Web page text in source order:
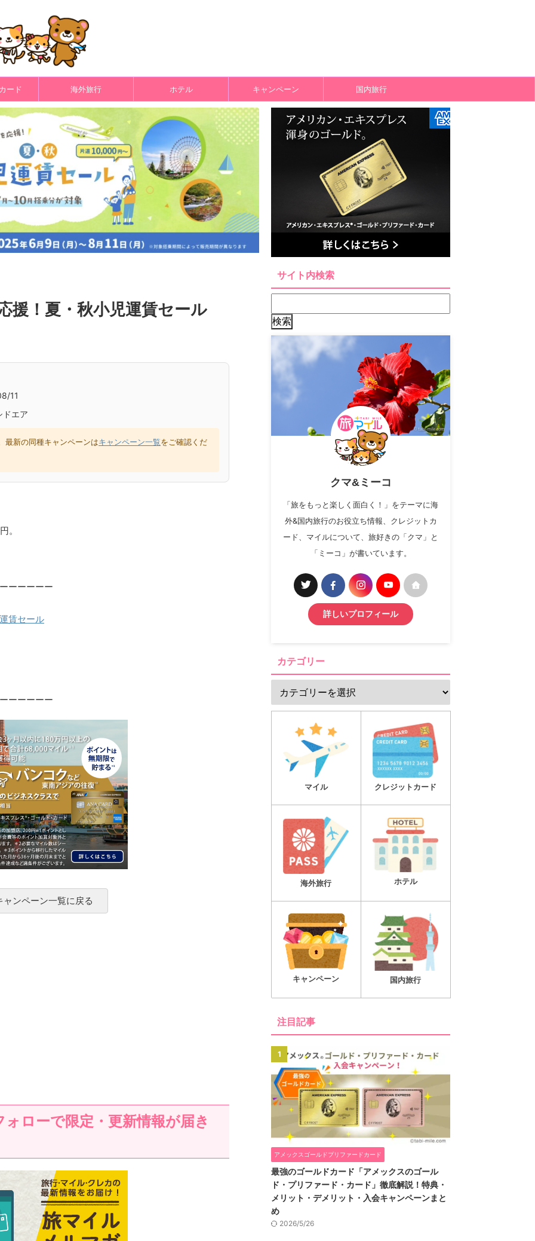
ード 海外旅行 ホテル キャンペーン 国内旅行
援！夏・秋小児運賃セール
11
エア
新の同種キャンペーンはキャンペーン一覧をご確認くだ
。
ーーーーー
賃セール
ーーーーー
ンペーン一覧に戻る
ローで限定・更新情報が届き
サイト内検索
クマ&ミーコ
「旅をもっと楽しく面白く！」をテーマに海
外&国内旅行のお役立ち情報、クレジットカ
ード、マイルについて、旅好きの「クマ」と
「ミーコ」が書いています。
詳しいプロフィール
カテゴリー
マイル クレジットカード
海外旅行 ホテル
キャンペーン 国内旅行
注目記事
1
アメックスゴールドプリファードカード
最強のゴールドカード「アメックスのゴール
ド・プリファード・カード」徹底解説！特典・
メリット・デメリット・入会キャンペーンまと
め
2026/5/26